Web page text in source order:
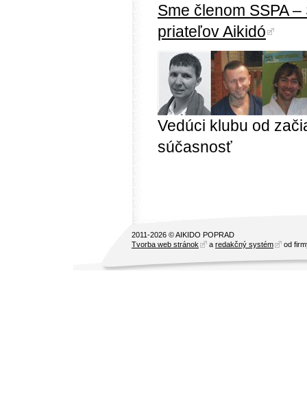
Sme členom SSPA
priateľov Aikidó
Vedúci klubu od
súčasnosť
2011-2026 © AIKIDO POPRAD
Tvorba web stránok
a redakčný systém od